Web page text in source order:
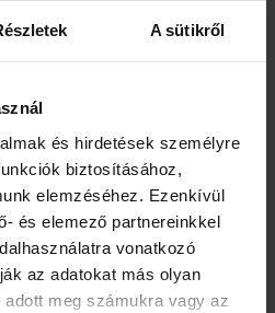
A sütikről
és hirdetések személyre
biztosításához,
elemzéséhez. Ezenkívül
és elemező partnereinkkel
vonatkozó
az adatokat más olyan
meg számukra vagy az
apró örömeit
magam.